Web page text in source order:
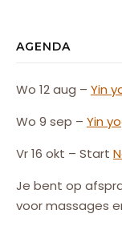
AGENDA
Wo 12 aug – Yin
Wo 9 sep – Yin
Vr 16 okt – Start
Je bent op
voor massages